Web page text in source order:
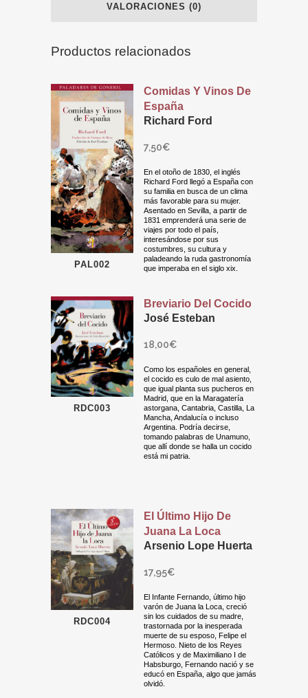
VALORACIONES (0)
Productos relacionados
PAL002
Comidas Y Vinos De
España
Richard Ford
7,50€
En el otoño de 1830, el inglés
Richard Ford llegó a España con
su familia en busca de un clima
más favorable para su mujer.
Asentado en Sevilla, a partir de
1831 emprenderá una serie de
viajes por todo el país,
interesándose por sus
costumbres, su cultura y
paladeando la ruda gastronomía
que imperaba en el siglo xix.
RDC003
Breviario Del Cocido
José Esteban
18,00€
Como los españoles en general,
el cocido es culo de mal asiento,
que igual planta sus pucheros en
Madrid, que en la Maragatería
astorgana, Cantabria, Castilla, La
Mancha, Andalucía o incluso
Argentina. Podría decirse,
tomando palabras de Unamuno,
que allí donde se halla un cocido
está mi patria.
RDC004
El Último Hijo De
Juana La Loca
Arsenio Lope Huerta
17,95€
El Infante Fernando, último hijo
varón de Juana la Loca, creció
sin los cuidados de su madre,
trastornada por la inesperada
muerte de su esposo, Felipe el
Hermoso. Nieto de los Reyes
Católicos y de Maximiliano I de
Habsburgo, Fernando nació y se
educó en España, algo que jamás
olvidó.